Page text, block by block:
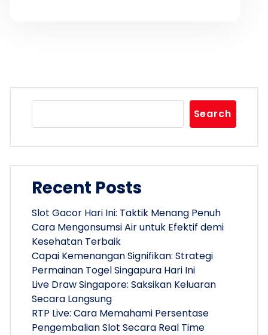
Search
Recent Posts
Slot Gacor Hari Ini: Taktik Menang Penuh
Cara Mengonsumsi Air untuk Efektif demi
Kesehatan Terbaik
Capai Kemenangan Signifikan: Strategi
Permainan Togel Singapura Hari Ini
Live Draw Singapore: Saksikan Keluaran
Secara Langsung
RTP Live: Cara Memahami Persentase
Pengembalian Slot Secara Real Time